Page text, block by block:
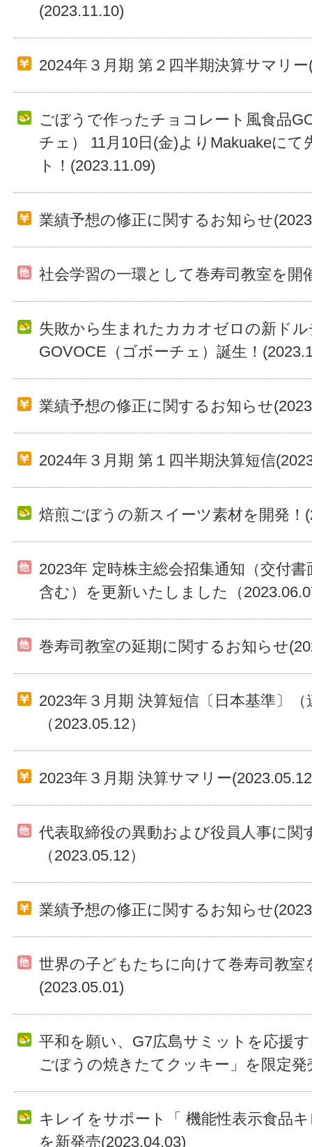
(2023.11.10)
2024年３月期 第２四半期決算サマリー
ごぼうで作ったチョコレート風食品
チェ） 11月10日(金)よりMakuakeにて
ト！(2023.11.09)
業績予想の修正に関するお知らせ
社会学習の一環として巻寿司教室を開
失敗から生まれたカカオゼロの新ド
GOVOCE（ゴボーチェ）誕生！
業績予想の修正に関するお知らせ
2024年３月期 第１四半期決算短信
焙煎ごぼうの新スイーツ素材を開発！
2023年 定時株主総会招集通知（交付
含む）を更新いたしました（
巻寿司教室の延期に関するお知らせ
2023年３月期 決算短信〔日本基準〕（
（2023.05.12）
2023年３月期 決算サマリー
代表取締役の異動および役員人事に関
（2023.05.12）
業績予想の修正に関するお知らせ
世界の子どもたちに向けて巻寿司教室
(2023.05.01)
平和を願い、G7広島サミットを応援
ごぼうの焼きたてクッキー」を限定発
キレイをサポート「 機能性表示食品
を新発売(2023.04.03)